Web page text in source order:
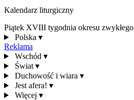
Kalendarz liturgiczny
Piątek XVIII tygodnia okresu zwykłego
Polska ▾
Reklama
Wschód ▾
Świat ▾
Duchowość i wiara ▾
Jest afera! ▾
Więcej ▾